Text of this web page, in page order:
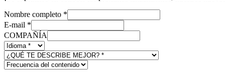
Nombre completo *
E-mail *
COMPAÑÍA